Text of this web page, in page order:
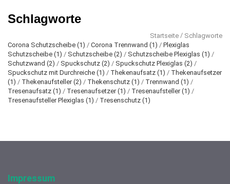
Schlagworte
Startseite / Schlagworte
Corona Schutzscheibe (1) / Corona Trennwand (1) / Plexiglas
Schutzscheibe (1) / Schutzscheibe (2) / Schutzscheibe Plexiglas (1) /
Schutzwand (2) / Spuckschutz (2) / Spuckschutz Plexiglas (2) /
Spuckschutz mit Durchreiche (1) / Thekenaufsatz (1) / Thekenaufsetzer
(1) / Thekenaufsteller(2) / Thekenschutz (1) / Trennwand (1) /
Tresenaufsatz (1) / Tresenaufsetzer(1) / Tresenaufsteller(1) /
Tresenaufsteller Plexiglas (1) / Tresenschutz (1)
Impressum